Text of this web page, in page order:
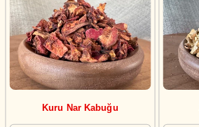
Kuru Nar Kabuğu